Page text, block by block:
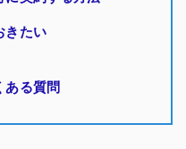
きたい
ある質問